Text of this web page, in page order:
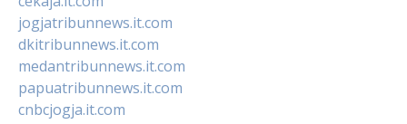
jogjatribunnews.it.com
dkitribunnews.it.com
medantribunnews.it.com
papuatribunnews.it.com
cnbcjogja.it.com